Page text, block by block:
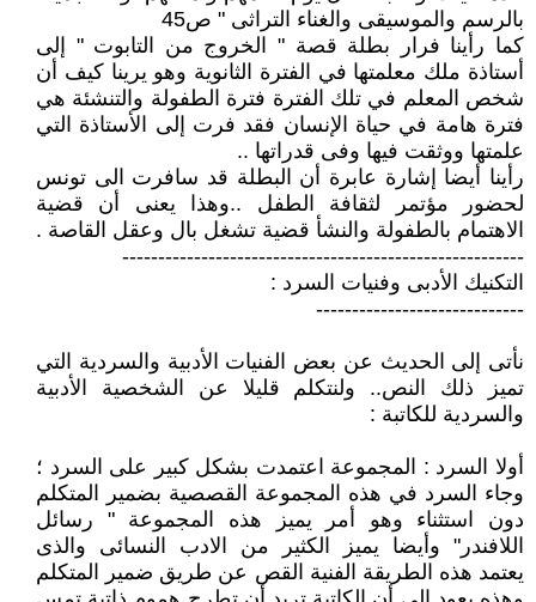
بالرسم والموسيقى والغناء التراثى " ص45
كما رأينا فرار بطلة قصة " الخروج من التابوت " إلى
أستاذة ملك معلمتها في الفترة الثانوية وهو يرينا كيف أن
شخص المعلم في تلك الفترة فترة الطفولة والتنشئة هي
فترة هامة في حياة الإنسان فقد فرت إلى الأستاذة التي
علمتها ووثقت فيها وفى قدراتها ..
رأينا أيضا إشارة عابرة أن البطلة قد سافرت الى تونس
لحضور مؤتمر لثقافة الطفل ..وهذا يعنى أن قضية
الاهتمام بالطفولة والنشأ قضية تشغل بال وعقل القاصة .
--------------------------------------------------------
التكنيك الأدبى وفنيات السرد :
-----------------------------
نأتى إلى الحديث عن بعض الفنيات الأدبية والسردية التي
تميز ذلك النص.. ولنتكلم قليلا عن الشخصية الأدبية
والسردية للكاتبة :
أولا السرد : المجموعة اعتمدت بشكل كبير على السرد ؛
وجاء السرد في هذه المجموعة القصصية بضمير المتكلم
دون استثناء وهو أمر يميز هذه المجموعة " رسائل
اللافندر" وأيضا يميز الكثير من الادب النسائى والذى
يعتمد هذه الطريقة الفنية القص عن طريق ضمير المتكلم